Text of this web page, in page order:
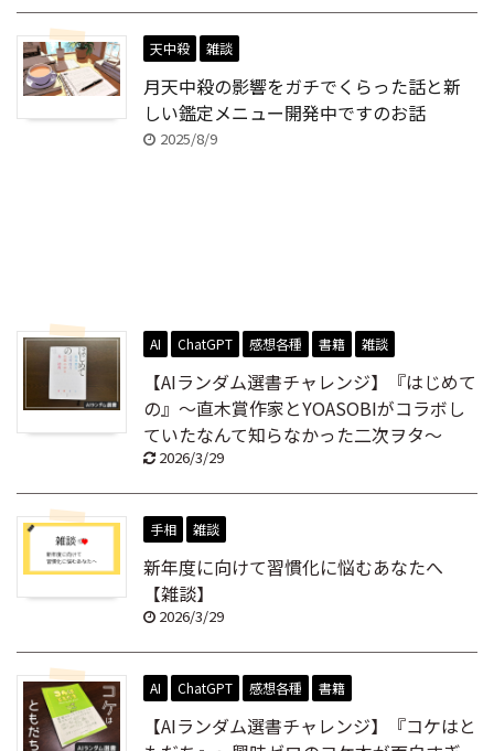
天中殺 雑談
月天中殺の影響をガチでくらった話と新
しい鑑定メニュー開発中ですのお話
2025/8/9
AI ChatGPT 感想各種 書籍 雑談
【AIランダム選書チャレンジ】『はじめて
の』～直木賞作家とYOASOBIがコラボし
ていたなんて知らなかった二次ヲタ～
2026/3/29
手相 雑談
新年度に向けて習慣化に悩むあなたへ
【雑談】
2026/3/29
AI ChatGPT 感想各種 書籍
【AIランダム選書チャレンジ】『コケはと